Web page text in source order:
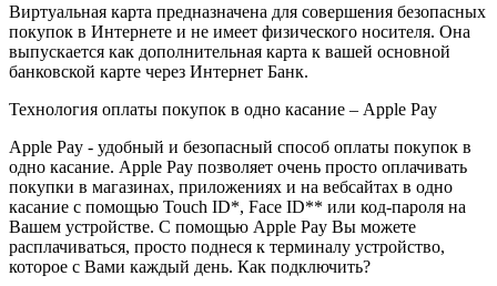
Виртуальная карта предназначена для совершения безопасных
покупок в Интернете и не имеет физического носителя. Она
выпускается как дополнительная карта к вашей основной
банковской карте через Интернет Банк.
Технология оплаты покупок в одно касание – Apple Pay
Apple Pay - удобный и безопасный способ оплаты покупок в
одно касание. Apple Pay позволяет очень просто оплачивать
покупки в магазинах, приложениях и на вебсайтах в одно
касание с помощью Touch ID*, Face ID** или код-пароля на
Вашем устройстве. С помощью Apple Pay Вы можете
расплачиваться, просто поднеся к терминалу устройство,
которое с Вами каждый день. Как подключить?